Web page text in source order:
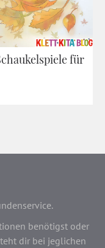
für
benötigst oder
dir bei jeglichen